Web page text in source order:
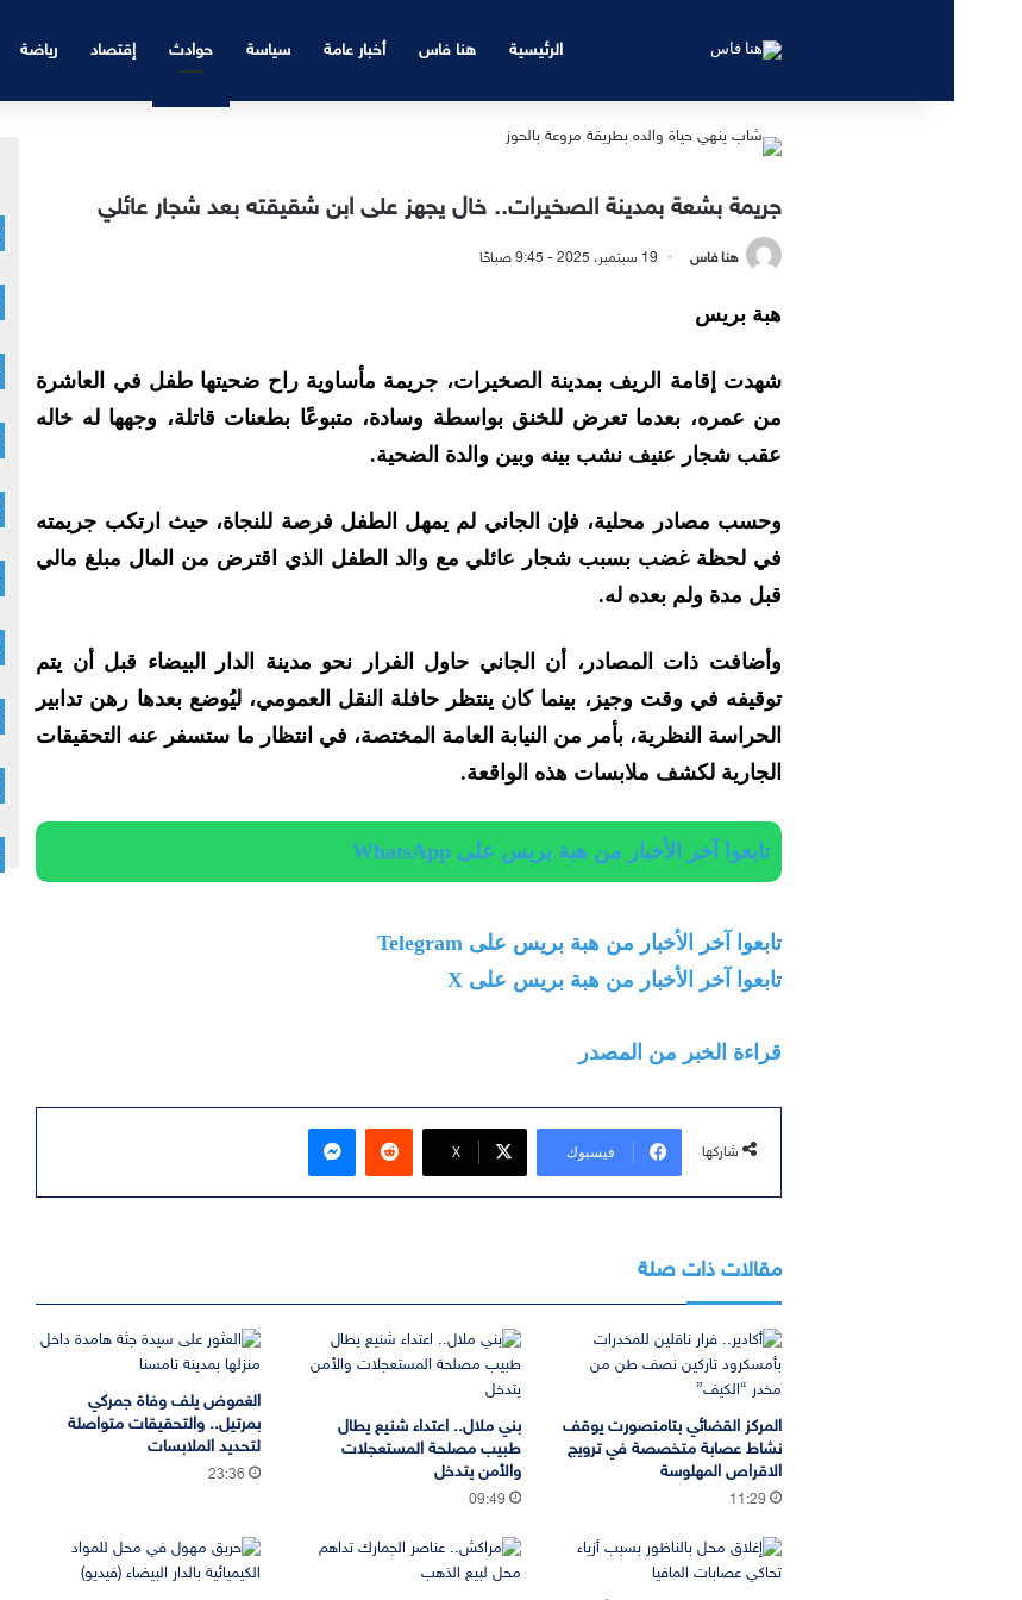
الرئيسية هنا فاس أخبار عامة سياسة حوادث إقتصاد رياضة
جريمة بشعة بمدينة الصخيرات.. خال يجهز على ابن شقيقته بعد شجار عائلي
هنا فاس 19 سبتمبر، 2025 - 9:45 صباحًا
هبة بريس
شهدت إقامة الريف بمدينة الصخيرات، جريمة مأساوية راح ضحيتها طفل في العاشرة
من عمره، بعدما تعرض للخنق بواسطة وسادة، متبوعًا بطعنات قاتلة، وجهها له خاله
عقب شجار عنيف نشب بينه وبين والدة الضحية.
وحسب مصادر محلية، فإن الجاني لم يمهل الطفل فرصة للنجاة، حيث ارتكب جريمته
في لحظة غضب بسبب شجار عائلي مع والد الطفل الذي اقترض من المال مبلغ مالي
قبل مدة ولم بعده له.
وأضافت ذات المصادر، أن الجاني حاول الفرار نحو مدينة الدار البيضاء قبل أن يتم
توقيفه في وقت وجيز، بينما كان ينتظر حافلة النقل العمومي، ليُوضع بعدها رهن تدابير
الحراسة النظرية، بأمر من النيابة العامة المختصة، في انتظار ما ستسفر عنه التحقيقات
الجارية لكشف ملابسات هذه الواقعة.
تابعوا آخر الأخبار من هبة بريس على WhatsApp
تابعوا آخر الأخبار من هبة بريس على Telegram
تابعوا آخر الأخبار من هبة بريس على X
قراءة الخبر من المصدر
شاركها فيسبوك ‫X
ماسنجر
مقالات ذات صلة
المركز القضائي بتامنصورت يوقف
نشاط عصابة متخصصة في ترويج
الاقراص المهلوسة
11:29
بني ملال.. اعتداء شنيع يطال
طبيب مصلحة المستعجلات
والأمن يتدخل
09:49
الغموض يلف وفاة جمركي
بمرتيل.. والتحقيقات متواصلة
لتحديد الملابسات
23:36